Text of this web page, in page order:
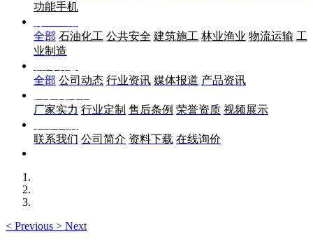
功能手机
全部 石油化工 公共安全 建筑施工 林业渔业 物流运输 工
业制造
全部 公司动态 行业资讯 媒体报道 产品资讯
厂家实力 行业定制 售后条例 荣誉资质 视频展示
联系我们 公司简介 资料下载 在线询价
< Previous > Next